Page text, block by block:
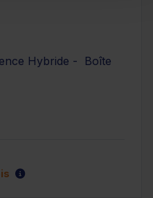
Hybride - Boîte